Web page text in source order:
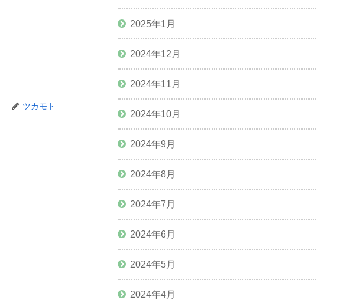
ツカモト
2025年1月
2024年12月
2024年11月
2024年10月
2024年9月
2024年8月
2024年7月
2024年6月
2024年5月
2024年4月